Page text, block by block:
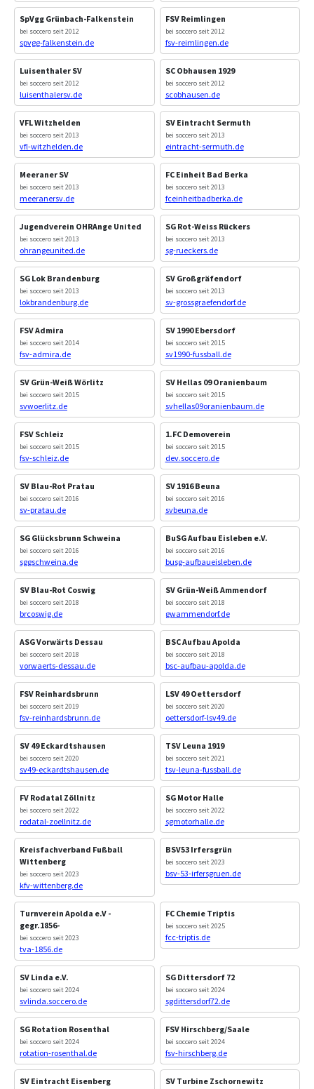
SpVgg Grünbach-Falkenstein
bei soccero seit 2012
spvgg-falkenstein.de
FSV Reimlingen
bei soccero seit 2012
fsv-reimlingen.de
Luisenthaler SV
bei soccero seit 2012
luisenthalersv.de
SC Obhausen 1929
bei soccero seit 2012
scobhausen.de
VFL Witzhelden
bei soccero seit 2013
vfl-witzhelden.de
SV Eintracht Sermuth
bei soccero seit 2013
eintracht-sermuth.de
Meeraner SV
bei soccero seit 2013
meeranersv.de
FC Einheit Bad Berka
bei soccero seit 2013
fceinheitbadberka.de
Jugendverein OHRAnge United
bei soccero seit 2013
ohrangeunited.de
SG Rot-Weiss Rückers
bei soccero seit 2013
sg-rueckers.de
SG Lok Brandenburg
bei soccero seit 2013
lokbrandenburg.de
SV Großgräfendorf
bei soccero seit 2013
sv-grossgraefendorf.de
FSV Admira
bei soccero seit 2014
fsv-admira.de
SV 1990 Ebersdorf
bei soccero seit 2015
sv1990-fussball.de
SV Grün-Weiß Wörlitz
bei soccero seit 2015
svwoerlitz.de
SV Hellas 09 Oranienbaum
bei soccero seit 2015
svhellas09oranienbaum.de
FSV Schleiz
bei soccero seit 2015
fsv-schleiz.de
1.FC Demoverein
bei soccero seit 2015
dev.soccero.de
SV Blau-Rot Pratau
bei soccero seit 2016
sv-pratau.de
SV 1916 Beuna
bei soccero seit 2016
svbeuna.de
SG Glücksbrunn Schweina
bei soccero seit 2016
sggschweina.de
BuSG Aufbau Eisleben e.V.
bei soccero seit 2016
busg-aufbaueisleben.de
SV Blau-Rot Coswig
bei soccero seit 2018
brcoswig.de
SV Grün-Weiß Ammendorf
bei soccero seit 2018
gwammendorf.de
ASG Vorwärts Dessau
bei soccero seit 2018
vorwaerts-dessau.de
BSC Aufbau Apolda
bei soccero seit 2018
bsc-aufbau-apolda.de
FSV Reinhardsbrunn
bei soccero seit 2019
fsv-reinhardsbrunn.de
LSV 49 Oettersdorf
bei soccero seit 2020
oettersdorf-lsv49.de
SV 49 Eckardtshausen
bei soccero seit 2020
sv49-eckardtshausen.de
TSV Leuna 1919
bei soccero seit 2021
tsv-leuna-fussball.de
FV Rodatal Zöllnitz
bei soccero seit 2022
rodatal-zoellnitz.de
SG Motor Halle
bei soccero seit 2022
sgmotorhalle.de
Kreisfachverband Fußball
Wittenberg
bei soccero seit 2023
kfv-wittenberg.de
BSV53 Irfersgrün
bei soccero seit 2023
bsv-53-irfersgruen.de
Turnverein Apolda e.V -
gegr.1856-
bei soccero seit 2023
tva-1856.de
FC Chemie Triptis
bei soccero seit 2025
fcc-triptis.de
SV Linda e.V.
bei soccero seit 2024
svlinda.soccero.de
SG Dittersdorf 72
bei soccero seit 2024
sgdittersdorf72.de
SG Rotation Rosenthal
bei soccero seit 2024
rotation-rosenthal.de
FSV Hirschberg/Saale
bei soccero seit 2024
fsv-hirschberg.de
SV Eintracht Eisenberg SV Turbine Zschornewitz